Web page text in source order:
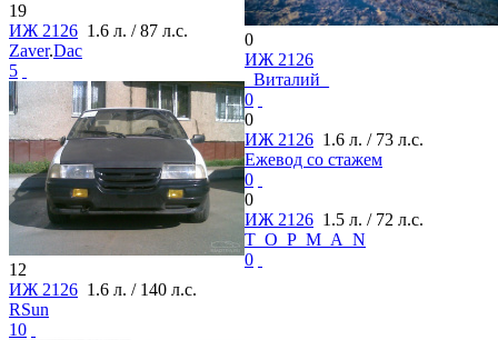
19
ИЖ 2126 1.6 л. / 87 л.с.
Zaver.Dac
5
12
ИЖ 2126 1.6 л. / 140 л.с.
RSun
10
0
ИЖ 2126
_Виталий_
0
0
ИЖ 2126 1.6 л. / 73 л.с.
Ежевод со стажем
0
0
ИЖ 2126 1.5 л. / 72 л.с.
T_O_P_M_A_N
0